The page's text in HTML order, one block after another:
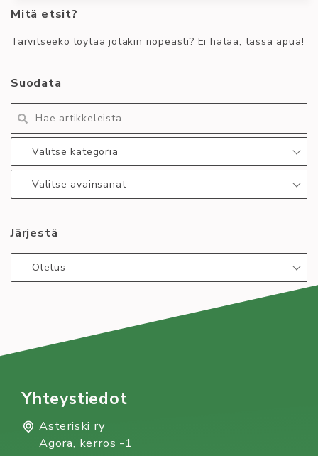
This ar­tic­le is pro­vi­ded on­ly in Fin­nish as Fin­nish is
asteriski
german stare
still mango still water syko
syyskokous those who know
winter arc workshop
Lue lisää
Syko
Mitä etsit?
Tarvitseeko löytää jotakin nopeasti? Ei hätää, tässä apua!
Suodata
Valitse kategoria
Valitse avainsanat
Järjestä
Oletus
Yhteystiedot
Asteriski ry
Agora, kerros -1